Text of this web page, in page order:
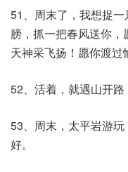
51、周末了，我想捉
膀，抓一把春风送你
天神采飞扬！愿你渡过
52、活着，就遇山开路
53、周末，太平岩游
好。